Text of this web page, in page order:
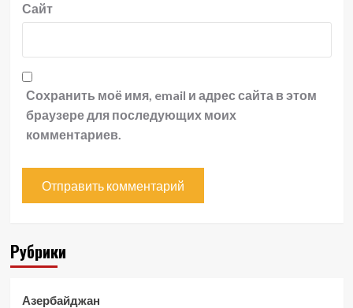
Сайт
Сохранить моё имя, email и адрес сайта в этом
браузере для последующих моих
комментариев.
Рубрики
Азербайджан